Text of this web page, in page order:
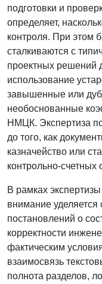
подготовки и
определяет,
контроля. При этом
сталкиваются с
проектных решений
использование
завышенные или
необоснованные
НМЦК. Экспертиза
до того, как
казначейство или
контрольно-счетных
В рамках
внимание
постановлений о
корректности
фактическим
взаимосвязь
полнота разделов,